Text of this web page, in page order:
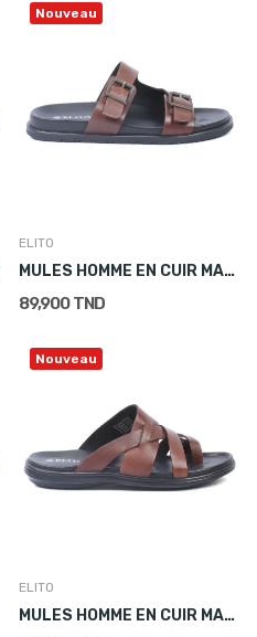
Nouveau
ELITO
MULES HOMME EN CUIR MARRON
89,900 TND
Nouveau
ELITO
MULES HOMME EN CUIR MARRON